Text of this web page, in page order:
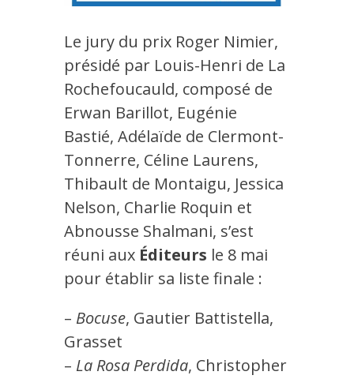
Le jury du prix Roger Nimier,
présidé par Louis-Henri de La
Rochefoucauld, composé de
Erwan Barillot, Eugénie
Bastié, Adélaïde de Clermont-
Tonnerre, Céline Laurens,
Thibault de Montaigu, Jessica
Nelson, Charlie Roquin et
Abnousse Shalmani, s’est
réuni aux Éditeurs le 8 mai
pour établir sa liste finale :
– Bocuse, Gautier Battistella,
Grasset
– La Rosa Perdida, Christopher